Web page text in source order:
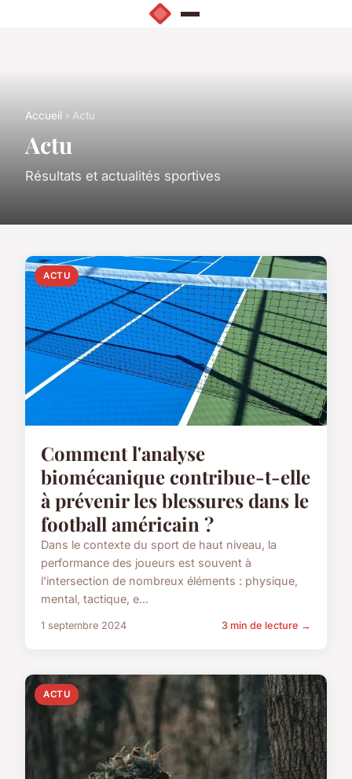
Accueil › Actu
Actu
Résultats et actualités sportives
ACTU
Comment l'analyse
biomécanique contribue-t-elle
à prévenir les blessures dans le
football américain ?
Dans le contexte du sport de haut niveau, la
performance des joueurs est souvent à
l'intersection de nombreux éléments : physique,
mental, tactique, e...
1 septembre 2024 3 min de lecture →
ACTU